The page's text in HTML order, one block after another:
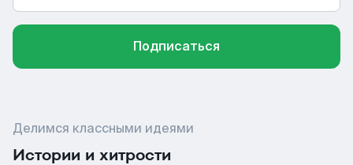
Подписаться
Делимся классными идеями
Истории и хитрости